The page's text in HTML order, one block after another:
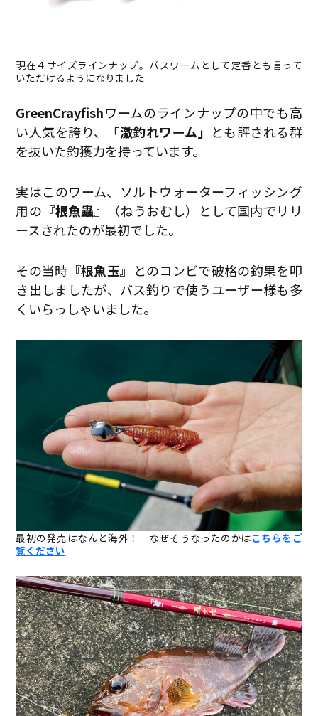
現在４サイズラインナップ。バスワームとして定番とも言って
いただけるようになりました
GreenCrayfishワームのラインナップの中でも高
い人気を誇り、
「激釣れワーム」 とも評される群
を抜いた釣獲力を持っています。
実はこのワーム、ソルトウォーターフィッシング
用の 『根魚蟲』
（ねうおむし）として国内でリリ
ースされたのが最初でした。
その当時 『根魚玉』 とのコンビで破格の釣果を叩
き出しましたが、バス釣りで使うユーザー様も多
くいらっしゃいました。
最初の発売はなんと海外！ なぜそうなったのかはこちらをご
覧ください